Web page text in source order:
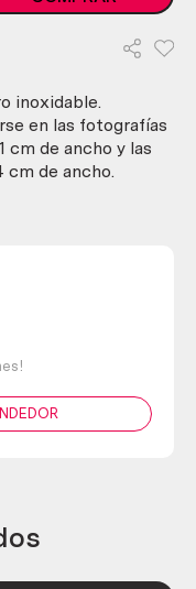
inoxidable.
en las fotografías
cm de ancho y las
cm de ancho.